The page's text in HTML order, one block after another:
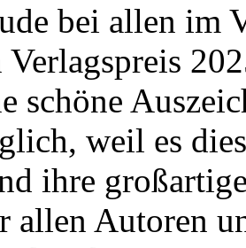
bei allen im
Verlagspreis
schöne
weil es
ihre
allen Autoren